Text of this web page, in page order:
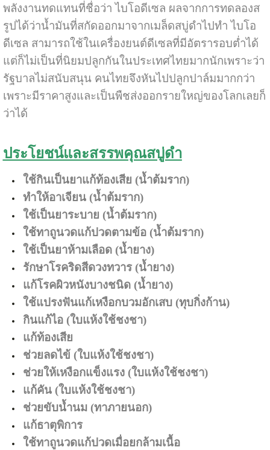
พลังงานทดแทนที่ชื่อว่า ไบโอดีเซล ผลจากการทดลองส
รูปได้ว่าน้ำมันที่สกัดออกมาจากเมล็ดสบู่ดำไปทำ ไบโอ
ดีเซล สามารถใช้ในเครื่องยนต์ดีเซลที่มีอัตรารอบต่ำได้
แต่ก็ไม่เป็นที่นิยมปลูกกันในประเทศไทยมากนักเพราะว่า
รัฐบาลไม่สนับสนุน คนไทยจึงหันไปปลูกปาล์มมากกว่า
เพราะมีราคาสูงและเป็นพืชส่งออกรายใหญ่ของโลกเลยก็
ว่าได้
ประโยชน์และสรรพคุณสบู่ดำ
ใช้กินเป็นยาแก้ท้องเสีย (น้ำต้มราก)
ทำให้อาเจียน (น้ำต้มราก)
ใช้เป็นยาระบาย (น้ำต้มราก)
ใช้ทาถูนวดแก้ปวดตามข้อ (น้ำต้มราก)
ใช้เป็นยาห้ามเลือด (น้ำยาง)
รักษาโรคริดสีดวงทวาร (น้ำยาง)
แก้โรคผิวหนังบางชนิด (น้ำยาง)
ใช้แปรงฟันแก้เหงือกบวมอักเสบ (ทุบกิ่งก้าน)
กินแก้ไอ (ใบแห้งใช้ชงชา)
แก้ท้องเสีย
ช่วยลดไข้ (ใบแห้งใช้ชงชา)
ช่วยให้เหงือกแข็งแรง (ใบแห้งใช้ชงชา)
แก้คัน (ใบแห้งใช้ชงชา)
ช่วยขับน้ำนม (ทาภายนอก)
แก้ธาตุพิการ
ใช้ทาถูนวดแก้ปวดเมื่อยกล้ามเนื้อ